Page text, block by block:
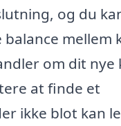
og du
mellem
om dit nye
at finde et
ikke blot kan